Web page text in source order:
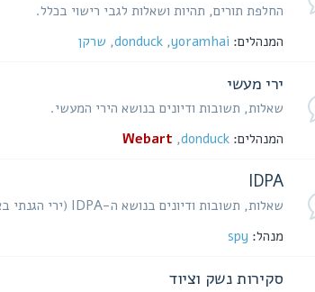
החלפת תורים, תהיות ושאלות לגבי רישוי בכלל.
המנהלים: yoramhai
,
donduck
, שרקן
ירי מעשי
שאלות, תשובות ודיונים בנושא הירי המעשי.
המנהלים: donduck
,
Webart
IDPA
שאלות, תשובות ודיונים בנושא ה-IDPA (ירי הגנתי באקדח).
מנהל: spy
סקירות נשק וציוד